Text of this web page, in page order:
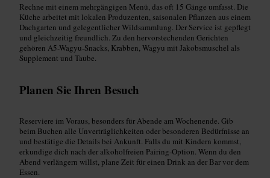
Rechne mit einem mehrgängigen Menü, das oft 15 Gänge umfasst. Die
Küche arbeitet mit lokalen Produzenten, saisonalen Pflanzen aus einem
Dachgarten und gelegentlicher Wildsammlung. Der Service ist gepflegt
und gleichzeitig freundlich. Zu den hervorstechenden Gerichten
gehören A5-Wagyu-Snacks, Krabben, Wagyu mit Jakobsmuschel als
Supplement und Taube.
Planen Sie Ihren Besuch
Reserviere im Voraus, besonders für Abende am Wochenende. Gib
beim Buchen alle Unverträglichkeiten oder besonderen Bedürfnisse an
und bestätige die Details bei Ankunft. Falls du mit Kindern kommst,
erkundige dich nach der alkoholfreien Pairing-Option. Wenn du den
Abend verlängern willst, plane Zeit für einen Drink an der Bar vor dem
Essen.